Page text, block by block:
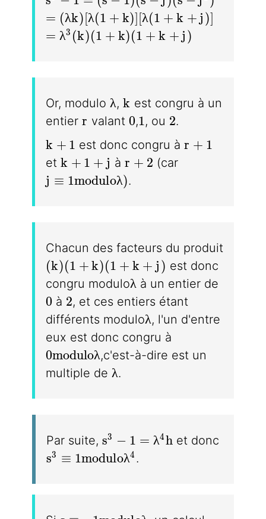
=(\lambda
= (λk)[λ(1 + k)][λ(1 + k + j)]
=\lambda^3(k)(1+k)(1+k+j)
= λ3 (k)(1 + k)(1 + k + j)
Or, modulo \lambda
λ, k
k est congru à un
entier r
r valant 0
0,1
1, ou 2
2.
k + 1
k + 1 est donc congru àr + 1
r + 1
et k + 1 + j
k + 1 + j àr + 2
r + 2 (car
j \equiv 1 modulo\lambda)
j ≡ 1moduloλ).
Chacun des facteurs du produit
(k)(1 + k)(1 + k + j)
(k)(1 + k)(1 + k + j) est donc
congru modulo\lambda
λ à un entier de
0
0 à 2
2, et ces entiers étant
différents modulo\lambda
λ, l'un d'entre
eux est donc congru à
0 modulo\lambda
0moduloλ,c'est-à-dire est un
multiple de \lambda
λ.
Par suite, s^3 - 1 = \lambda^4h
s3 − 1 = λ4h et donc
s^3 \equiv 1 modulo\lambda^4
s3 ≡ 1moduloλ4 .